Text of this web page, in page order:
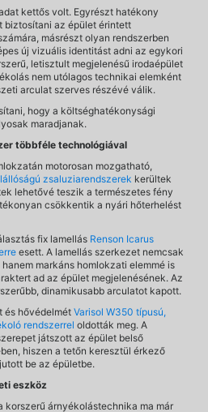
kettős volt. Egyrészt hatékony
biztosítani az épület érintett
másrészt olyan rendszerben
új vizuális identitást adni az egykori
letisztult megjelenésű irodaépület
nem utólagos technikai elemként
arculat szerves részévé válik.
hogy a költséghatékonysági
maradjanak.
többféle technológiával
motorosan mozgatható,
zsaluziarendszerek kerültek
lehetővé teszik a természetes fény
csökkentik a nyári hőterhelést
fix lamellás Renson Icarus
esett. A lamellás szerkezet nemcsak
markáns homlokzati elemmé is
ad az épület megjelenésének. Az
dinamikusabb arculatot kapott.
és hővédelmét Varisol W350 típusú,
rendszerrel oldották meg. A
játszott az épület belső
hiszen a tetőn keresztül érkező
be az épületbe.
eszköz
korszerű árnyékolástechnika ma már